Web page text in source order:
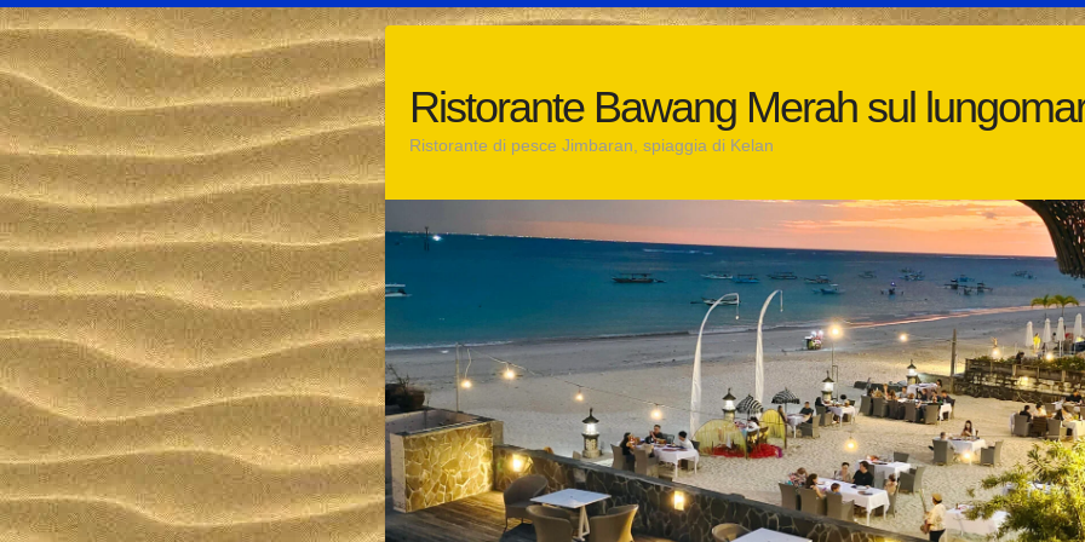
Salta
al
contenuto
Ristorante Bawang Merah sul
Ristorante di pesce Jimbaran, spiaggia di Kelan